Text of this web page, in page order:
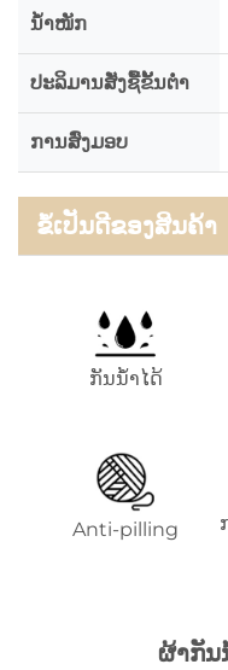
ນ້ຳໜັກ
ປະລິມານສັ່ງຊື້ຂັ້ນຕ່ຳ
ການສົ່ງມອບ
ຂໍ້ເປັນດີຂອງສິນຄ້າ
ກັນນ້ຳໄດ້
Anti-pilling
ຜ້າກັນ